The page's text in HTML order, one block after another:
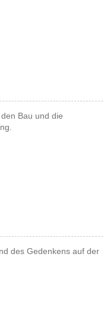
Bau und die
des Gedenkens auf der